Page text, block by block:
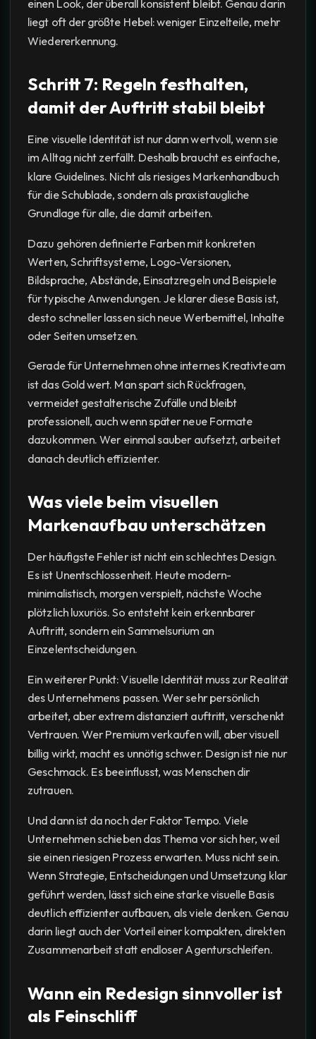
einen Look, der überall konsistent bleibt. Genau darin
liegt oft der größte Hebel: weniger Einzelteile, mehr
Wiedererkennung.
Schritt 7: Regeln festhalten,
damit der Auftritt stabil bleibt
Eine visuelle Identität ist nur dann wertvoll, wenn sie
im Alltag nicht zerfällt. Deshalb braucht es einfache,
klare Guidelines. Nicht als riesiges Markenhandbuch
für die Schublade, sondern als praxistaugliche
Grundlage für alle, die damit arbeiten.
Dazu gehören definierte Farben mit konkreten
Werten, Schriftsysteme, Logo-Versionen,
Bildsprache, Abstände, Einsatzregeln und Beispiele
für typische Anwendungen. Je klarer diese Basis ist,
desto schneller lassen sich neue Werbemittel, Inhalte
oder Seiten umsetzen.
Gerade für Unternehmen ohne internes Kreativteam
ist das Gold wert. Man spart sich Rückfragen,
vermeidet gestalterische Zufälle und bleibt
professionell, auch wenn später neue Formate
dazukommen. Wer einmal sauber aufsetzt, arbeitet
danach deutlich effizienter.
Was viele beim visuellen
Markenaufbau unterschätzen
Der häufigste Fehler ist nicht ein schlechtes Design.
Es ist Unentschlossenheit. Heute modern-
minimalistisch, morgen verspielt, nächste Woche
plötzlich luxuriös. So entsteht kein erkennbarer
Auftritt, sondern ein Sammelsurium an
Einzelentscheidungen.
Ein weiterer Punkt: Visuelle Identität muss zur Realität
des Unternehmens passen. Wer sehr persönlich
arbeitet, aber extrem distanziert auftritt, verschenkt
Vertrauen. Wer Premium verkaufen will, aber visuell
billig wirkt, macht es unnötig schwer. Design ist nie nur
Geschmack. Es beeinflusst, was Menschen dir
zutrauen.
Und dann ist da noch der Faktor Tempo. Viele
Unternehmen schieben das Thema vor sich her, weil
sie einen riesigen Prozess erwarten. Muss nicht sein.
Wenn Strategie, Entscheidungen und Umsetzung klar
geführt werden, lässt sich eine starke visuelle Basis
deutlich effizienter aufbauen, als viele denken. Genau
darin liegt auch der Vorteil einer kompakten, direkten
Zusammenarbeit statt endloser Agenturschleifen.
Wann ein Redesign sinnvoller ist
als Feinschliff